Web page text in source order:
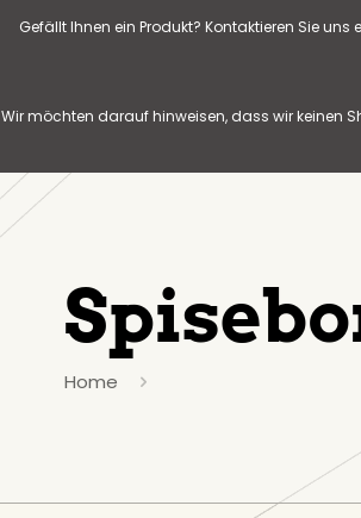
Gefällt Ihnen ein Produkt? Kontaktieren Sie
Wir möchten darauf hinweisen, dass wir keinen
Home